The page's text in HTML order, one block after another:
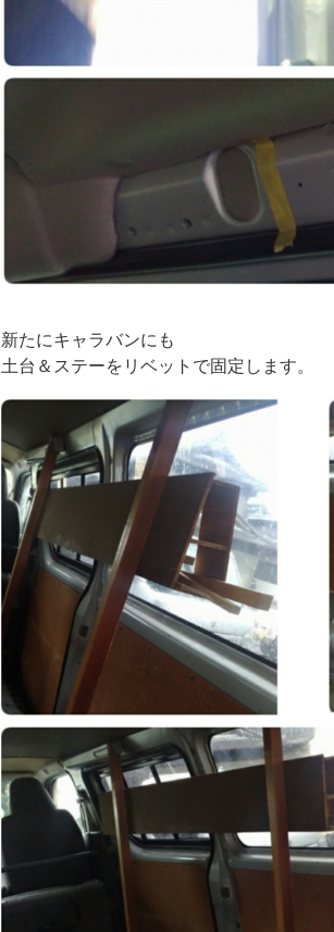
新たにキャラバンにも
土台＆ステーをリベットで固定します。